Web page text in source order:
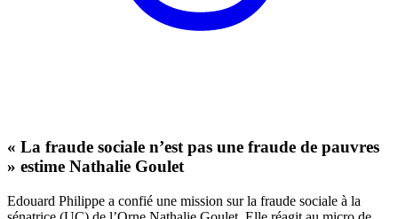
« La fraude sociale n’est pas une fraude de pauvres
» estime Nathalie Goulet
Edouard Philippe a confié une mission sur la fraude sociale à la